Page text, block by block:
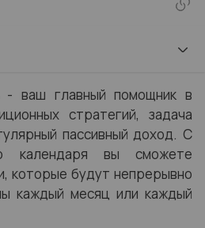
- ваш главный помощник в
стратегий, задача
пассивный доход. С
календаря вы сможете
которые будут непрерывно
каждый месяц или каждый